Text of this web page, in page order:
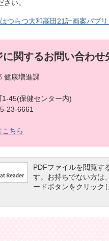
い。
つらつ大和高田21計画案パブ
に関するお問い合わせ
健康増進課
1-45(保健センター内)
23-6661
ちら
PDFファイルを閲覧す
す。お持ちでない方は
ードボタンをクリック